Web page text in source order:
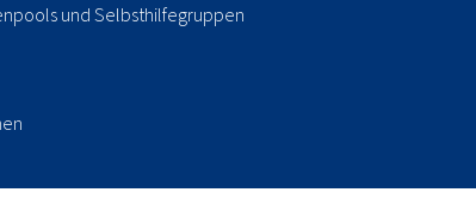
und Selbsthilfegruppen